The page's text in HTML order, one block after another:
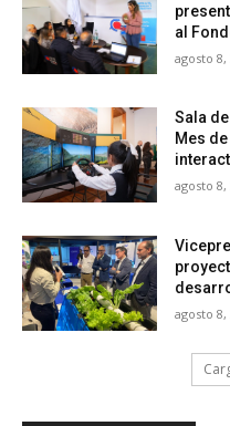
al
agosto 8,
Sala
Mes
agosto 8,
agosto 8,